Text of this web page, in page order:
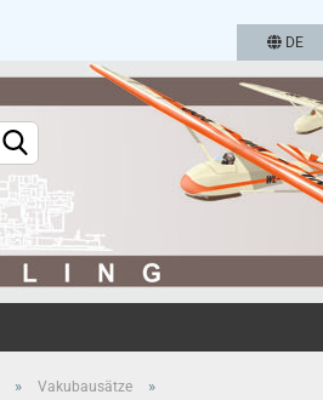
DE
Sprache auswählen
Währung auswählen
» Vakubausätze »